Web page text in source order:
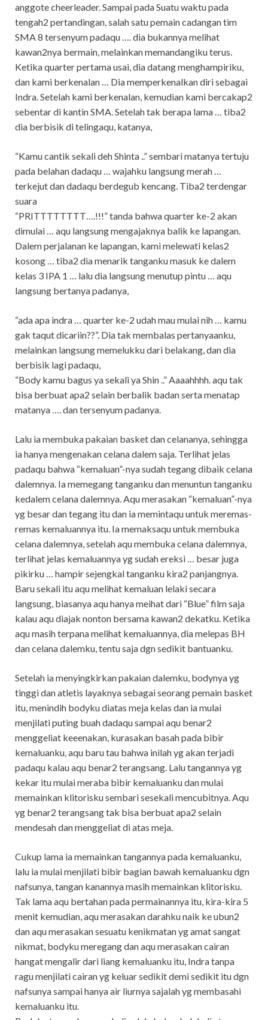
anggote cheerleader. Sampai pada Suatu waktu pada
tengah2 pertandingan, salah satu pemain cadangan tim
SMA 8 tersenyum padaqu …. dia bukannya melihat
kawan2nya bermain, melainkan memandangiku terus.
Ketika quarter pertama usai, dia datang menghampiriku,
dan kami berkenalan … Dia memperkenalkan diri sebagai
Indra. Setelah kami berkenalan, kemudian kami bercakap2
sebentar di kantin SMA. Setelah tak berapa lama … tiba2
dia berbisik di telingaqu, katanya,
“Kamu cantik sekali deh Shinta ..” sembari matanya tertuju
pada belahan dadaqu … wajahku langsung merah …
terkejut dan dadaqu berdegub kencang. Tiba2 terdengar
suara
“PRITTTTTTTT….!!!” tanda bahwa quarter ke-2 akan
dimulai … aqu langsung mengajaknya balik ke lapangan.
Dalem perjalanan ke lapangan, kami melewati kelas2
kosong … tiba2 dia menarik tanganku masuk ke dalem
kelas 3 IPA 1 … lalu dia langsung menutup pintu … aqu
langsung bertanya padanya,
“ada apa indra … quarter ke-2 udah mau mulai nih … kamu
gak taqut dicariin??”. Dia tak membalas pertanyaanku,
melainkan langsung memelukku dari belakang, dan dia
berbisik lagi padaqu,
“Body kamu bagus ya sekali ya Shin ..” Aaaahhhh. aqu tak
bisa berbuat apa2 selain berbalik badan serta menatap
matanya …. dan tersenyum padanya.
Lalu ia membuka pakaian basket dan celananya, sehingga
ia hanya mengenakan celana dalem saja. Terlihat jelas
padaqu bahwa “kemaluan”-nya sudah tegang dibaik celana
dalemnya. Ia memegang tanganku dan menuntun tanganku
kedalem celana dalemnya. Aqu merasakan “kemaluan”-nya
yg besar dan tegang itu dan ia memintaqu untuk meremas-
remas kemaluannya itu. Ia memaksaqu untuk membuka
celana dalemnya, setelah aqu membuka celana dalemnya,
terlihat jelas kemaluannya yg sudah ereksi … besar juga
pikirku … hampir sejengkal tanganku kira2 panjangnya.
Baru sekali itu aqu melihat kemaluan lelaki secara
langsung, biasanya aqu hanya meihat dari “Blue” film saja
kalau aqu diajak nonton bersama kawan2 dekatku. Ketika
aqu masih terpana melihat kemaluannya, dia melepas BH
dan celana dalemku, tentu saja dgn sedikit bantuanku.
Setelah ia menyingkirkan pakaian dalemku, bodynya yg
tinggi dan atletis layaknya sebagai seorang pemain basket
itu, menindih bodyku diatas meja kelas dan ia mulai
menjilati puting buah dadaqu sampai aqu benar2
menggeliat keeenakan, kurasakan basah pada bibir
kemaluanku, aqu baru tau bahwa inilah yg akan terjadi
padaqu kalau aqu benar2 terangsang. Lalu tangannya yg
kekar itu mulai meraba bibir kemaluanku dan mulai
memainkan klitorisku sembari sesekali mencubitnya. Aqu
yg benar2 terangsang tak bisa berbuat apa2 selain
mendesah dan menggeliat di atas meja.
Cukup lama ia memainkan tangannya pada kemaluanku,
lalu ia mulai menjilati bibir bagian bawah kemaluanku dgn
nafsunya, tangan kanannya masih memainkan klitorisku.
Tak lama aqu bertahan pada permainannya itu, kira-kira 5
menit kemudian, aqu merasakan darahku naik ke ubun2
dan aqu merasakan sesuatu kenikmatan yg amat sangat
nikmat, bodyku meregang dan aqu merasakan cairan
hangat mengalir dari liang kemaluanku itu, Indra tanpa
ragu menjilati cairan yg keluar sedikit demi sedikit itu dgn
nafsunya sampai hanya air liurnya sajalah yg membasahi
kemaluanku itu.